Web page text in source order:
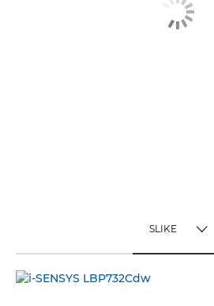
SLIKE